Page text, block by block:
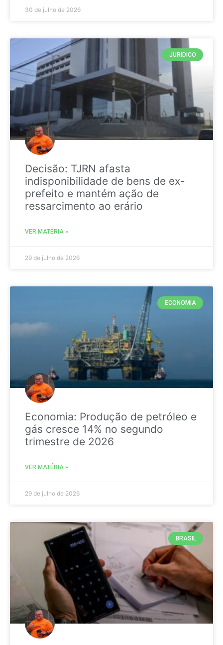
30 de julho de 2026
JURIDICO
Decisão: TJRN afasta
indisponibilidade de bens de ex-
prefeito e mantém ação de
ressarcimento ao erário
VER MATÉRIA »
29 de julho de 2026
ECONOMIA
Economia: Produção de petróleo e
gás cresce 14% no segundo
trimestre de 2026
VER MATÉRIA »
29 de julho de 2026
BRASIL